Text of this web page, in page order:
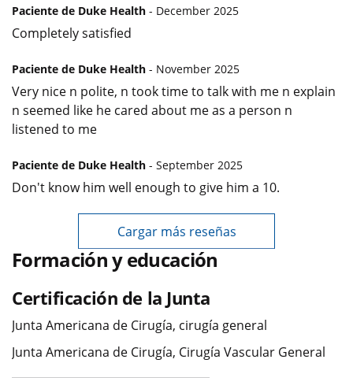
Paciente de Duke Health - December 2025
Completely satisfied
Paciente de Duke Health - November 2025
Very nice n polite, n took time to talk with me n explain
n seemed like he cared about me as a person n
listened to me
Paciente de Duke Health - September 2025
Don't know him well enough to give him a 10.
Cargar más reseñas
Formación y educación
Certificación de la Junta
Junta Americana de Cirugía, cirugía general
Junta Americana de Cirugía, Cirugía Vascular General